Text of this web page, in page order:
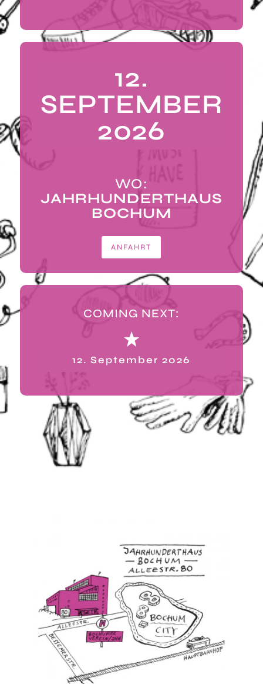
12.
SEPTEMBER
2026
WO:
JAHRHUNDERTHAUS
BOCHUM
ANFAHRT
COMING NEXT:
12. September 2026